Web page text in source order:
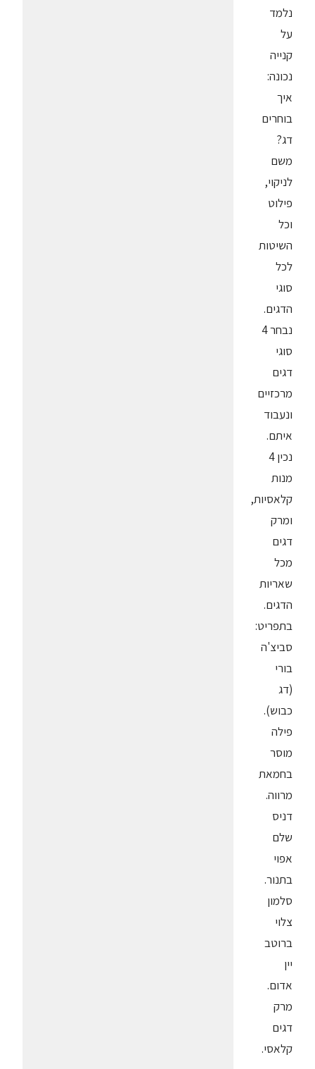
נלמד
על
קנייה
נכונה:
איך
בוחרים
דג?
משם
לניקוי,
פילוט
וכל
השיטות
לכל
סוגי
הדגים.
נבחר 4
סוגי
דגים
מרכזיים
ונעבוד
איתם.
נכין 4
מנות
קלאסיות,
ומרק
דגים
מכל
שאריות
הדגים.
בתפריט:
סביצ'ה
בורי
(דג
כבוש).
פילה
מוסר
בחמאת
מרווה.
דניס
שלם
אפוי
בתנור.
סלמון
צלוי
ברוטב
יין
אדום.
מרק
דגים
קלאסי.